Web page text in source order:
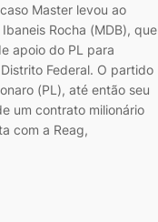
caso Master levou ao
Rocha (MDB), que
apoio do PL para
Federal. O partido
(PL), até então seu
um contrato milionário
com a Reag,